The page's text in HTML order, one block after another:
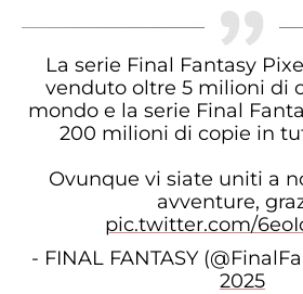
La serie Final Fantasy
venduto oltre 5 milioni di
mondo e la serie Final
200 milioni di copie in
Ovunque vi siate uniti a
avventure,
pic.twitter.com/
- FINAL FANTASY
2025